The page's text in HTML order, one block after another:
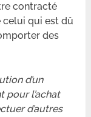
contracté
qui est dû
des
d’un
pour l’achat
d’autres